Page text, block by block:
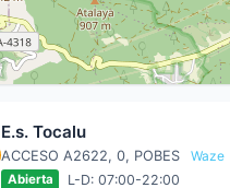
E.s. Tocalu
ACCESO A2622, 0, POBES Waze
Abierta L-D: 07:00-22:00